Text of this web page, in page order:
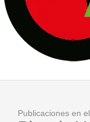
MARSHALL
JOFRE
Publicaciones en